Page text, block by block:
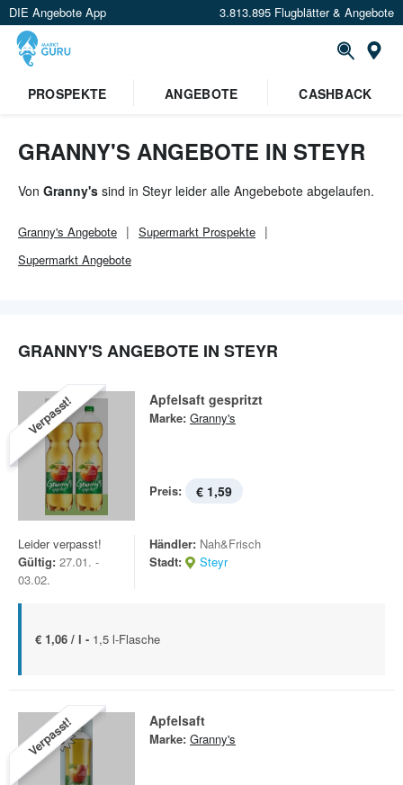
DIE Angebote App 3.813.895 Flugblätter & Angebote
PROSPEKTE
ANGEBOTE CASHBACK
GRANNY'S ANGEBOTE IN STEYR
Von Granny's sind in Steyr leider alle Angebebote abgelaufen.
Granny's Angebote Supermarkt Prospekte
Supermarkt Angebote
GRANNY'S ANGEBOTE IN STEYR
Verpasst! Apfelsaft gespritzt
Marke: Granny's
Preis: € 1,59
Leider verpasst!
Gültig: 27.01. -
03.02.
Händler: Nah&Frisch
Stadt:
Steyr
€ 1,06 / l - 1,5 l-Flasche
Verpasst! Apfelsaft
Marke: Granny's